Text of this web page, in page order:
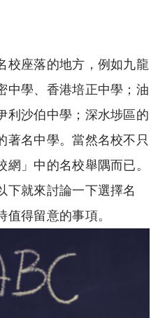
校座落的地方，例如九龍
中學、香港培正中學；油
利沙伯中學；深水埗區的
著名中學。當然名校不只
」中的名校舉隅而已。
下就來討論一下選擇名
得留意的事項。